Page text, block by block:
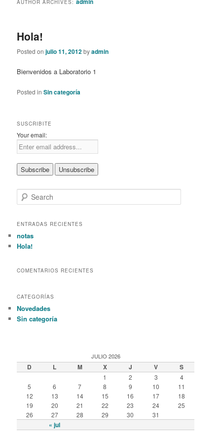
AUTHOR ARCHIVES:
Hola!
Posted onjulio 11, 2012byadmin
Bienvenidos a Laboratorio 1
Posted in Sin categoría
SUSCRIBITE
Your email:
e
r
h
ENTRADAS RECIENTES
notas
Hola!
COMENTARIOS RECIENTES
CATEGORÍAS
Novedades
Sin categoría
JULIO 2026
D L M X J V S
« jul
1 2 3
4
5
6 7 8 9 10
11
12
13 14 15 16 17
18
19
20 21 22 23 24
25
26
27 28 29 30 31